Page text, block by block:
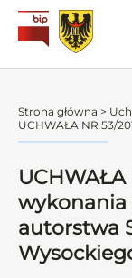
Strona główna >
UCHWAŁA NR 53/
UCHWAŁA
wykonania
autorstwa